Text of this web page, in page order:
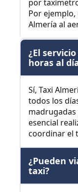
por
Por
Almería al
¿El
horas al
Sí, Taxi
todos los
madrugadas
esencial
coordinar el
¿Pueden
taxi?